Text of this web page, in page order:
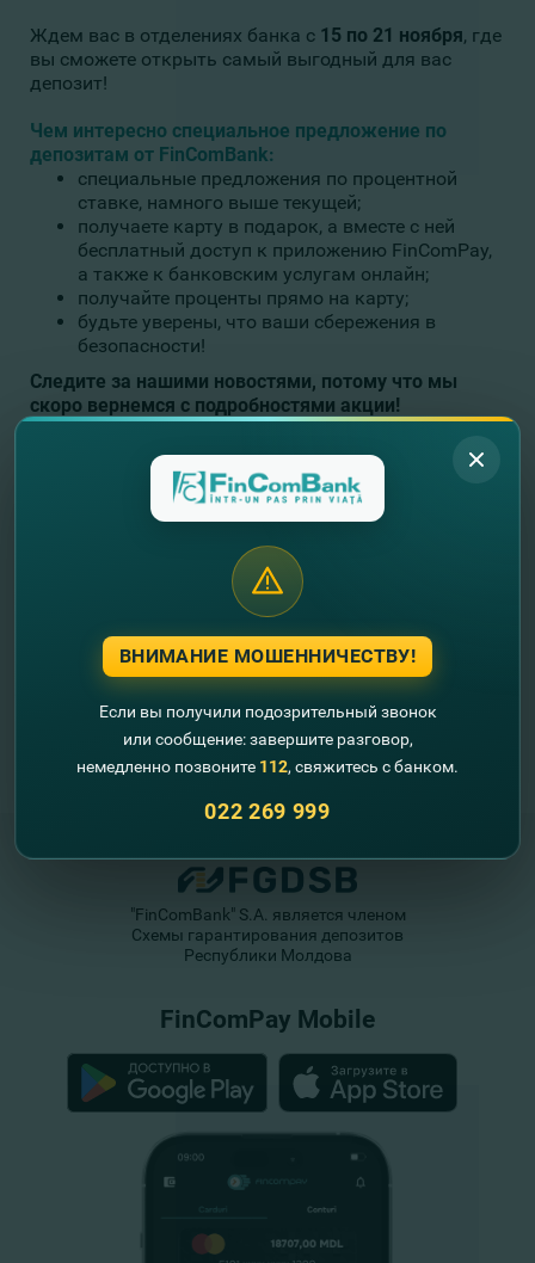
Ждем вас в отделениях банка с 15 по 21 ноября, где
вы сможете открыть самый выгодный для вас
депозит!
Чем интересно специальное предложение по
депозитам от FinComBank:
специальные предложения по процентной
ставке, намного выше текущей;
получаете карту в подарок, а вместе с ней
бесплатный доступ к приложению FinComPay,
а также к банковским услугам онлайн;
получайте проценты прямо на карту;
будьте уверены, что ваши сбережения в
безопасности!
Следите за нашими новостями, потому что мы
скоро вернемся с подробностями акции!
Узнай подробнее о всех типах депозитов
Другие новости
"FinComBank" S.A. является членом
Схемы гарантирования депозитов
Республики Молдова
FinComPay Mobile
ВНИМАНИЕ МОШЕННИЧЕСТВУ!
Если вы получили подозрительный звонок
или сообщение: завершите разговор,
немедленно позвоните 112, свяжитесь с банком.
022 269 999